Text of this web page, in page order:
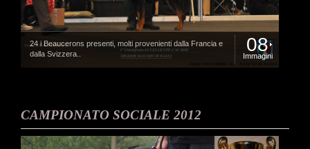
24 i Beaucerons presenti, molti provenienti dalla Francia e
dalla Svizzera..
08
Immagini
CAMPIONATO SOCIALE 2012